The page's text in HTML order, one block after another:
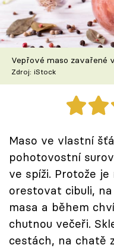
Recepty z TV
Speciál: Cuketa
Těhotnej kuchař
Sledujte prima+
Přihlášení
Sledujte nás
Vepřové maso zavařené
Zdroj: iStock
Maso ve vlastní
pohotovostní
ve spíži. Protože
orestovat cibuli,
masa a během
chutnou večeři.
cestách, na chatě